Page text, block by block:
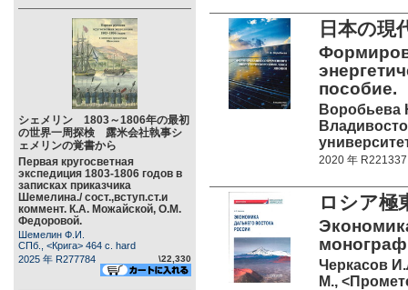
シェメリン 1803～1806年の最初
の世界一周探検 露米会社執事シ
ェメリンの覚書から
Первая кругосветная
экспедиция 1803-1806 годов в
записках приказчика
Шемелина./ сост.,вступ.ст.и
коммент. К.А. Можайской, О.М.
Федоровой.
Шемелин Ф.И.
СПб., <Крига> 464 c. hard
2025 年 R277784
\22,330
日本の現
пособие.
Воробьева
2020 年 R221337
ロシア極
Черкасов
М.,